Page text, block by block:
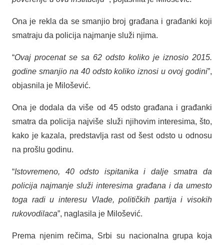
Ona je rekla da se smanjio broj građana i građanki koji
smatraju da policija najmanje služi njima.
“Ovaj procenat se sa 62 odsto koliko je iznosio 2015.
godine smanjio na 40 odsto koliko iznosi u ovoj godini”,
objasnila je Milošević.
Ona je dodala da više od 45 odsto građana i građanki
smatra da policija najviše služi njihovim interesima, što,
kako je kazala, predstavlja rast od šest odsto u odnosu
na prošlu godinu.
“Istovremeno, 40 odsto ispitanika i dalje smatra da
policija najmanje služi interesima građana i da umesto
toga radi u interesu Vlade, političkih partija i visokih
rukovodilaca”, naglasila je Milošević.
Prema njenim rečima, Srbi su nacionalna grupa koja